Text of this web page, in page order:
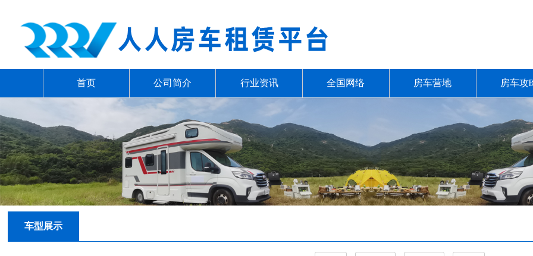
首页 公司简介 行业资讯 全国网络 房车营地 房车攻
车型展示